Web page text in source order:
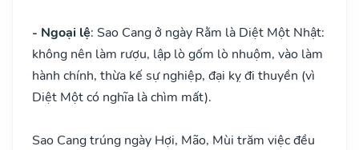
- Ngoại lệ: Sao Cang ở ngày Rằm là Diệt Một Nhật:
không nên làm rượu, lập lò gốm lò nhuộm, vào làm
hành chính, thừa kế sự nghiệp, đại kỵ đi thuyền (vì
Diệt Một có nghĩa là chìm mất).
Sao Cang trúng ngày Hợi, Mão, Mùi trăm việc đều